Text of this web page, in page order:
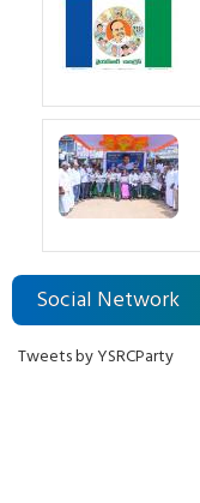
Social Network
Tweets by YSRCParty